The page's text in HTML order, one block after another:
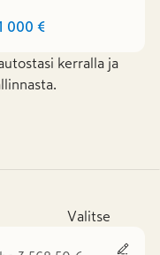
000 €
kerralla ja
Valitse